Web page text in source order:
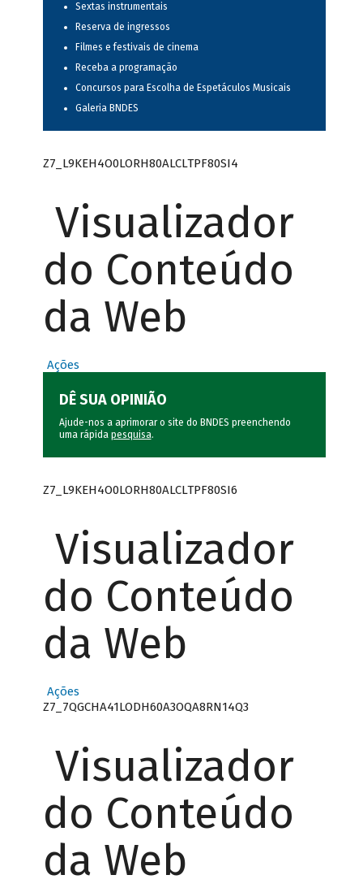
Sextas instrumentais
Reserva de ingressos
Filmes e festivais de cinema
Receba a programação
Concursos para Escolha de Espetáculos Musicais
Galeria BNDES
Z7_L9KEH4O0LORH80ALCLTPF80SI4
Visualizador
do Conteúdo
da Web
Ações
DÊ SUA OPINIÃO
Ajude-nos a aprimorar o site do BNDES preenchendo
uma rápida pesquisa.
Z7_L9KEH4O0LORH80ALCLTPF80SI6
Visualizador
do Conteúdo
da Web
Ações
Z7_7QGCHA41LODH60A3OQA8RN14Q3
Visualizador
do Conteúdo
da Web